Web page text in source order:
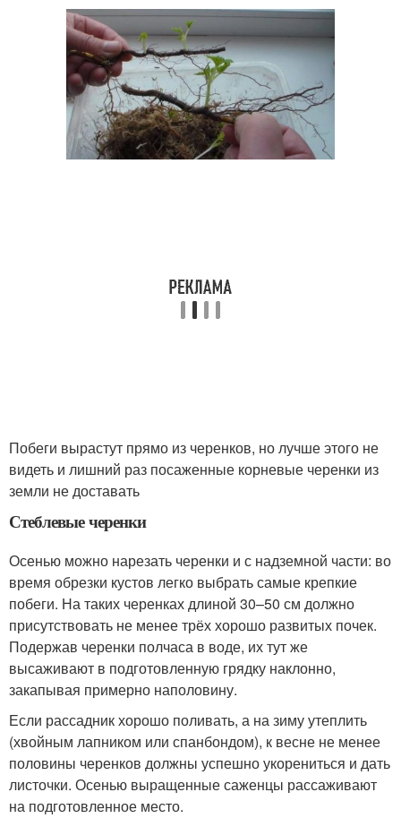
Побеги вырастут прямо из черенков, но лучше этого не
видеть и лишний раз посаженные корневые черенки из
земли не доставать
Стеблевые черенки
Осенью можно нарезать черенки и с надземной части: во
время обрезки кустов легко выбрать самые крепкие
побеги. На таких черенках длиной 30–50 см должно
присутствовать не менее трёх хорошо развитых почек.
Подержав черенки полчаса в воде, их тут же
высаживают в подготовленную грядку наклонно,
закапывая примерно наполовину.
Если рассадник хорошо поливать, а на зиму утеплить
(хвойным лапником или спанбондом), к весне не менее
половины черенков должны успешно укорениться и дать
листочки. Осенью выращенные саженцы рассаживают
на подготовленное место.